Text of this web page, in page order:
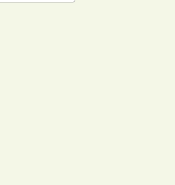
ください